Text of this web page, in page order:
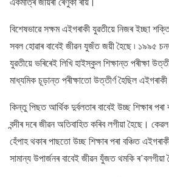
বিশেষভাৱে সক্ষম এইগৰাকী যুৱতীয়ে নিজৰ ইচ্ছা
সবল হোৱাৰ বাবেই জীৱন যুজঁত জয়ী হৈছে ৷ ১৯৯৫
যুৱতীয়ে ভৰিৰেই লিখি হাইস্কুল শিক্ষান্ত পৰীক্ষা
মাধ্যমিক চূড়ান্ত পৰীক্ষাতো উত্তীৰ্ণ হৈছিল এইগৰাকী
কিন্তু পিছত আৰ্থিক দুৰ্বলতাৰ বাবেই উচ্ছ শিক্ষাৰ পৰা
বন্দীৰ দৰে জীৱন অতিবাহিত কৰিব লগীয়া হৈছে।
হেঁপাহ থকাৰ পাছতো উচ্ছ শিক্ষাৰ পৰা বঞ্চিত
সামান্য উপাৰ্জনৰ বাবেই জীৱন যুঁজত থমকি ৰ’বলগীয়া